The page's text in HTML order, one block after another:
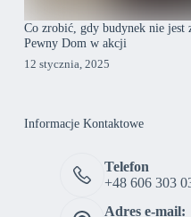
Co zrobić, gdy budynek nie jest
Pewny Dom w akcji
12 stycznia, 2025
Informacje Kontaktowe
Telefon
+48 606 303
Adres e-mail: